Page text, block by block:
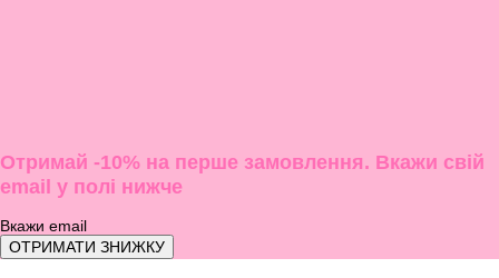
Отримай -10% на перше замовлення. Вкажи свій
email у полі нижче
ОТРИМАТИ ЗНИЖКУ